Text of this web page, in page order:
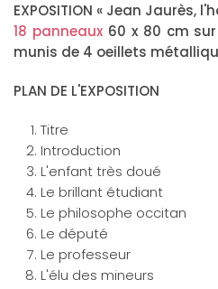
EXPOSITION « Jean Jaurès,
18 panneaux60 x 80 cm
munis de 4 oeillets
PLAN DE L'EXPOSITION
Titre
Introduction
L'enfant très doué
Le brillant étudiant
Le philosophe occitan
Le député
Le professeur
L'élu des mineurs